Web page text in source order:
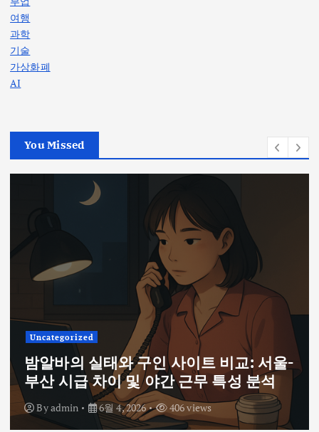
여행
과학
기술
가상화폐
AI
You Missed
Uncategorized
여성알바를 위한 데이터 기반 가이드: 서
울 채용 공고와 시급 비교 및 면접 팁
Byadmin 6월 4, 2026 346 views